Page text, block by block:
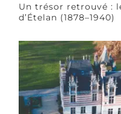
Un trésor retrouvé :
d’Ételan (1878–1940)